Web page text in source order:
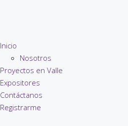
Inicio
Nosotros
Proyectos en Valle
Expositores
Contáctanos
Registrarme